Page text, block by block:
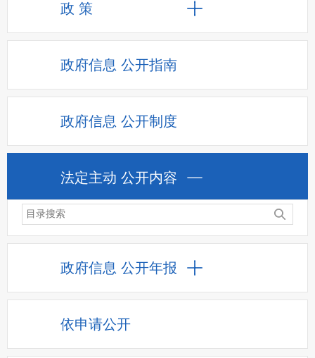
政 策
政府信息 公开指南
政府信息 公开制度
法定主动 公开内容
政府信息 公开年报
依申请公开